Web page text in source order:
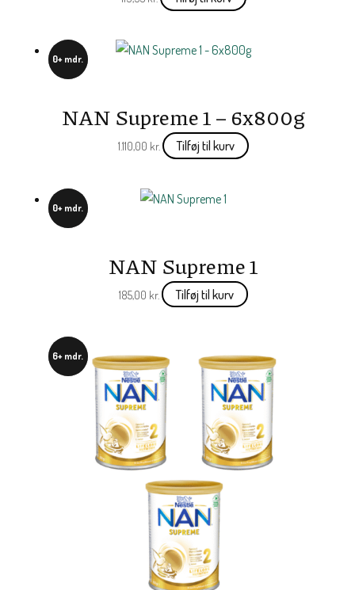
0+ mdr.
NAN Supreme 1 – 6x800g
1.110,00 kr. Tilføj til kurv
0+ mdr.
NAN Supreme 1
185,00 kr. Tilføj til kurv
6+ mdr.